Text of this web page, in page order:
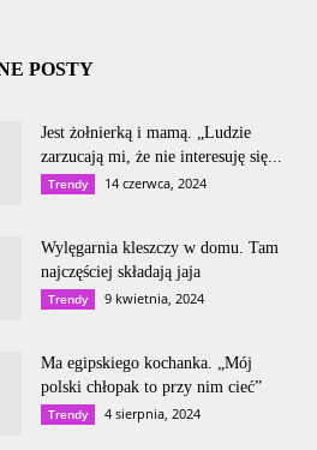
POSTY
Jest żołnierką i mamą. „Ludzie
zarzucają mi, że nie interesuję się...
Trendy 14 czerwca, 2024
Wylęgarnia kleszczy w domu. Tam
najczęściej składają jaja
Trendy 9 kwietnia, 2024
Ma egipskiego kochanka. „Mój
polski chłopak to przy nim cieć”
Trendy 4 sierpnia, 2024